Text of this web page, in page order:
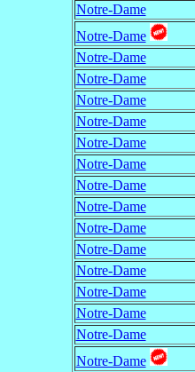
Notre-Dame
Notre-Dame
Notre-Dame
Notre-Dame
Notre-Dame
Notre-Dame
Notre-Dame
Notre-Dame
Notre-Dame
Notre-Dame
Notre-Dame
Notre-Dame
Notre-Dame
Notre-Dame
Notre-Dame
Notre-Dame
Notre-Dame